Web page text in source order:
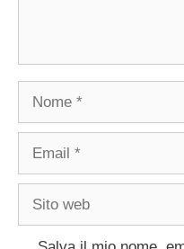
Nome
Email
Sito